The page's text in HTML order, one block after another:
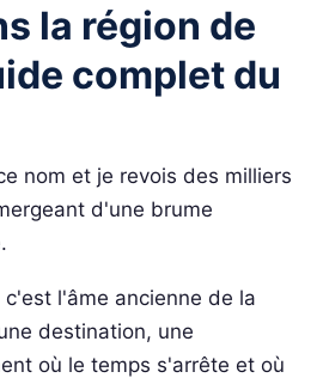
la région de
complet du
nom et je revois des milliers
d'une brume
l'âme ancienne de la
destination, une
où le temps s'arrête et où